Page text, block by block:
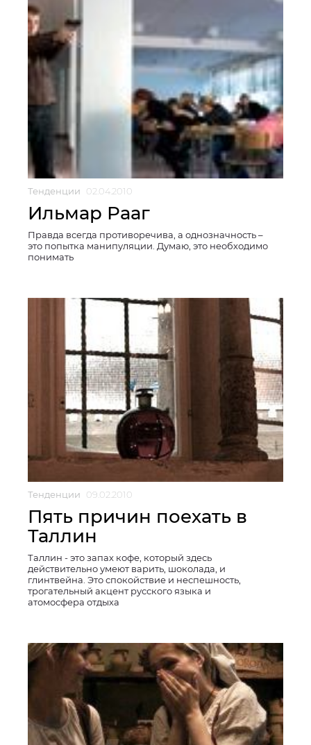
Тенденции 02.04.2010
Ильмар Рааг
Правда всегда противоречива, а однозначность –
это попытка манипуляции. Думаю, это необходимо
понимать
Тенденции 09.02.2010
Пять причин поехать в
Таллин
Таллин - это запах кофе, который здесь
действительно умеют варить, шоколада, и
глинтвейна. Это спокойствие и неспешность,
трогательный акцент русского языка и
атомосфера отдыха